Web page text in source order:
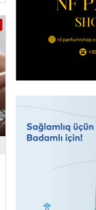
- 16:45
əl-Şeybani ilə
06.08.2026- 16:45
GÜNDƏM
Məleykə
çağırış etdi:
06.08.2026